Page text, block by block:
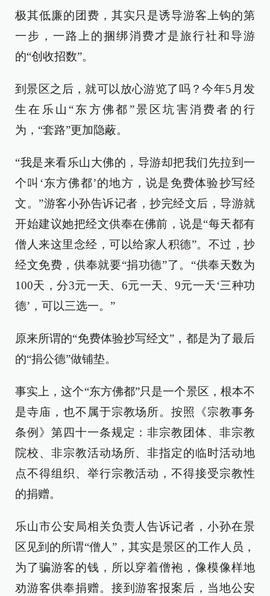
极其低廉的团费，其实只是诱导游客上钩的第
一步，一路上的捆绑消费才是旅行社和导游
的“创收招数”。
到景区之后，就可以放心游览了吗？今年5月发
生在乐山“东方佛都”景区坑害消费者的行
为，“套路”更加隐蔽。
“我是来看乐山大佛的，导游却把我们先拉到一
个叫‘东方佛都’的地方，说是免费体验抄写经
文。”游客小孙告诉记者，抄完经文后，导游就
开始建议她把经文供奉在佛前，说是“每天都有
僧人来这里念经，可以给家人积德”。不过，抄
经文免费，供奉就要“捐功德”了。“供奉天数为
100天，分3元一天、6元一天、9元一天‘三种功
德’，可以三选一。”
原来所谓的“免费体验抄写经文”，都是为了最后
的“捐公德”做铺垫。
事实上，这个“东方佛都”只是一个景区，根本不
是寺庙，也不属于宗教场所。按照《宗教事务
条例》第四十一条规定：非宗教团体、非宗教
院校、非宗教活动场所、非指定的临时活动地
点不得组织、举行宗教活动，不得接受宗教性
的捐赠。
乐山市公安局相关负责人告诉记者，小孙在景
区见到的所谓“僧人”，其实是景区的工作人员，
为了骗游客的钱，所以穿着僧袍，像模像样地
劝游客供奉捐赠。接到游客报案后，当地公安